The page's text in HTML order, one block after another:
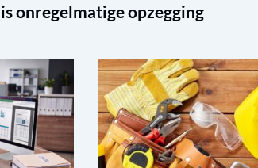
onregelmatige opzegging